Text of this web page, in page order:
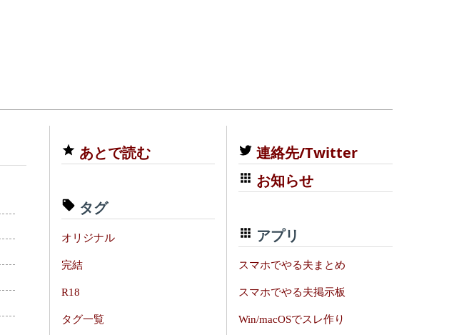
あとで読む
タグ
オリジナル
完結
R18
タグ一覧
連絡先/Twitter
お知らせ
アプリ
スマホでやる夫まとめ
スマホでやる夫掲示板
Win/macOSでスレ作り